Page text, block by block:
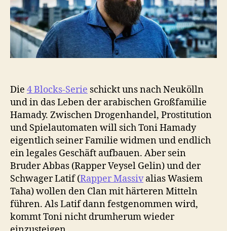
Die 4 Blocks-Serie schickt uns nach Neukölln
und in das Leben der arabischen Großfamilie
Hamady. Zwischen Drogenhandel, Prostitution
und Spielautomaten will sich Toni Hamady
eigentlich seiner Familie widmen und endlich
ein legales Geschäft aufbauen. Aber sein
Bruder Abbas (Rapper Veysel Gelin) und der
Schwager Latif (Rapper Massivalias Wasiem
Taha) wollen den Clan mit härteren Mitteln
führen. Als Latif dann festgenommen wird,
kommt Toni nicht drumherum wieder